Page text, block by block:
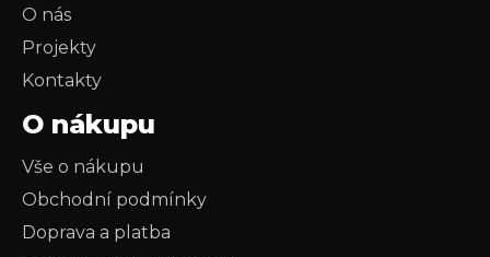
O nás
Projekty
Kontakty
O nákupu
Vše o nákupu
Obchodní podmínky
Doprava a platba